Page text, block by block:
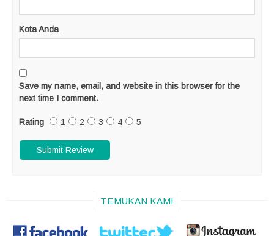
Kota Anda
Save my name, email, and website in this browser for the
next time I comment.
Rating 1 2 3 4 5
TEMUKAN KAMI